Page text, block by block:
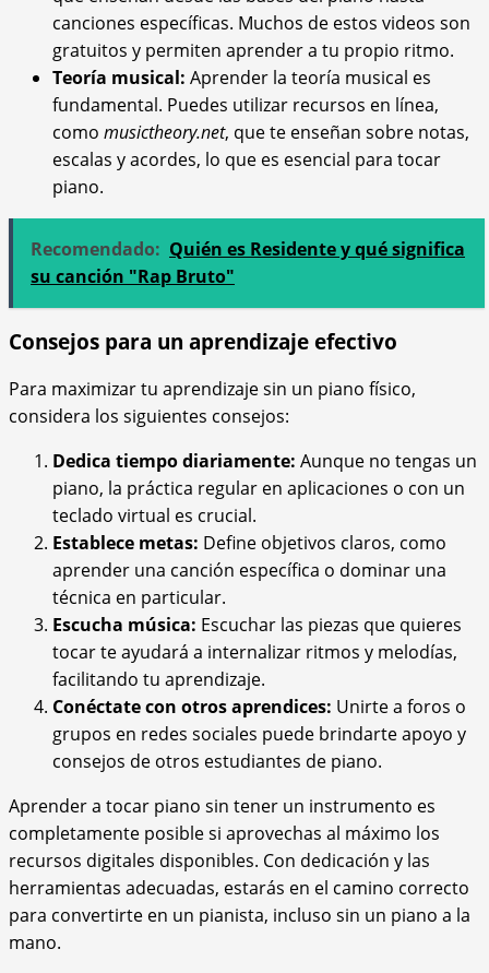
canciones específicas. Muchos de estos videos son
gratuitos y permiten aprender a tu propio ritmo.
Teoría musical: Aprender la teoría musical es
fundamental. Puedes utilizar recursos en línea,
como musictheory.net, que te enseñan sobre notas,
escalas y acordes, lo que es esencial para tocar
piano.
Recomendado: Quién es Residente y qué significa
su canción "Rap Bruto"
Consejos para un aprendizaje efectivo
Para maximizar tu aprendizaje sin un piano físico,
considera los siguientes consejos:
Dedica tiempo diariamente: Aunque no tengas un
piano, la práctica regular en aplicaciones o con un
teclado virtual es crucial.
Establece metas: Define objetivos claros, como
aprender una canción específica o dominar una
técnica en particular.
Escucha música: Escuchar las piezas que quieres
tocar te ayudará a internalizar ritmos y melodías,
facilitando tu aprendizaje.
Conéctate con otros aprendices: Unirte a foros o
grupos en redes sociales puede brindarte apoyo y
consejos de otros estudiantes de piano.
Aprender a tocar piano sin tener un instrumento es
completamente posible si aprovechas al máximo los
recursos digitales disponibles. Con dedicación y las
herramientas adecuadas, estarás en el camino correcto
para convertirte en un pianista, incluso sin un piano a la
mano.